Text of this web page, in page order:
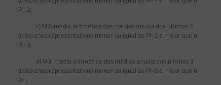
PI-2;
c) M2: média aritmética das médias anuais dos últimos 3
(três) anos representativos menor ou igual ao PI-2 e maior que o
PI-3;
d) M3: média aritmética das médias anuais dos últimos 3
(três) anos representativos menor ou igual ao PI-3 e maior que o
PF;